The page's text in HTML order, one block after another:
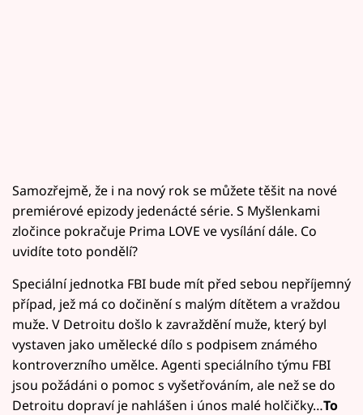
Samozřejmě, že i na nový rok se můžete těšit na nové
premiérové epizody jedenácté série. S Myšlenkami
zločince pokračuje Prima LOVE ve vysílání dále. Co
uvidíte toto pondělí?
Speciální jednotka FBI bude mít před sebou nepříjemný
případ, jež má co dočinění s malým dítětem a vraždou
muže. V Detroitu došlo k zavraždění muže, který byl
vystaven jako umělecké dílo s podpisem známého
kontroverzního umělce. Agenti speciálního týmu FBI
jsou požádáni o pomoc s vyšetřováním, ale než se do
Detroitu dopraví je nahlášen i únos malé holčičky…To